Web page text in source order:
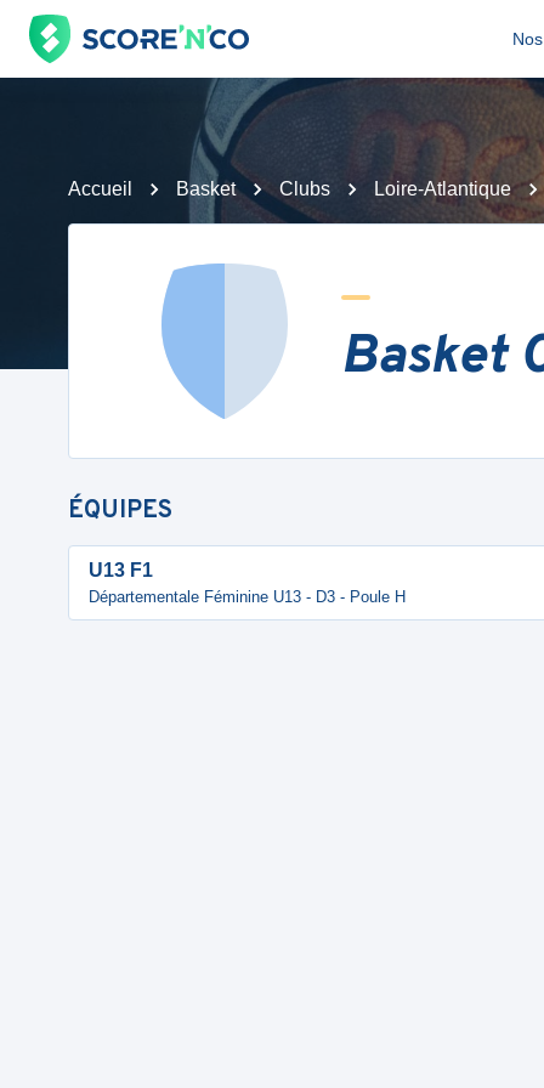
Accueil Basket Clubs Loire-Atlantique
Basket
ÉQUIPES
U13 F1
Départementale Féminine U13 - D3 - Poule H